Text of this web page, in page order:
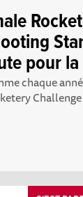
pour
chaque